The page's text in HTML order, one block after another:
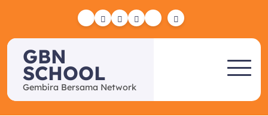
YelpFacebook
TwitterInstagram
Email
GBN
SCHOOL
Gembira Bersama Network